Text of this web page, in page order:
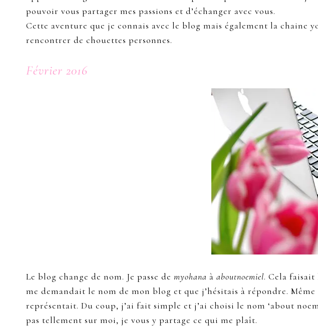
pouvoir vous partager mes passions et d’échanger avec vous.
Cette aventure que je connais avec le blog mais également la chaine
rencontrer de chouettes personnes.
Février 2016
Le blog change de nom. Je passe de myohana à aboutnoemiel. Cela
me demandait le nom de mon blog et que j’hésitais à répondre.
représentait. Du coup, j’ai fait simple et j’ai choisi le nom ‘about
pas tellement sur moi, je vous y partage ce qui me plaît.